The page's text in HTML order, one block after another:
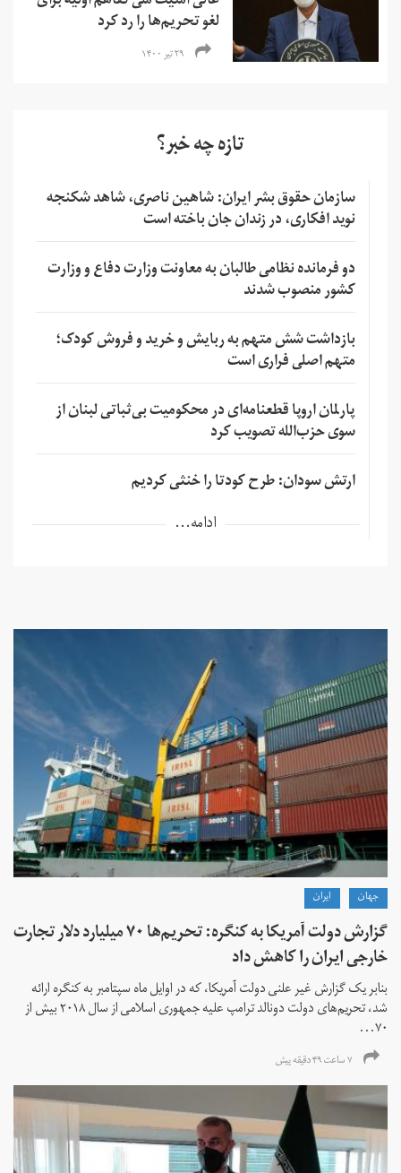
لغو تحریم‌ها را رد کرد
۲۹ تیر ۱۴۰۰
تازه چه خبر؟
سازمان حقوق بشر ایران: شاهین ناصری، شاهد شکنجه
نوید افکاری، در زندان جان باخته است
دو فرمانده نظامی طالبان به معاونت وزارت دفاع و وزارت
کشور منصوب شدند
بازداشت شش متهم به ربایش و خرید و فروش کودک؛
متهم اصلی فراری است
پارلمان اروپا قطعنامه‌ای در محکومیت بی‌ثباتی لبنان از
سوی حزب‌الله تصویب کرد
ارتش سودان: طرح کودتا را خنثی کردیم
ادامه...
جهان ايران
گزارش دولت آمریکا به کنگره: تحریم‌ها ۷۰ میلیارد دلار تجارت
خارجی ایران را کاهش داد
بنابر یک گزارش غیر علنی دولت آمریکا، که در اوایل ماه سپتامبر به کنگره ارائه
شد، تحریم‌های دولت دونالد ترامپ علیه جمهوری اسلامی از سال ۲۰۱۸ بیش از
۷۰...
۷ ساعت ۴۹ دقیقه پیش